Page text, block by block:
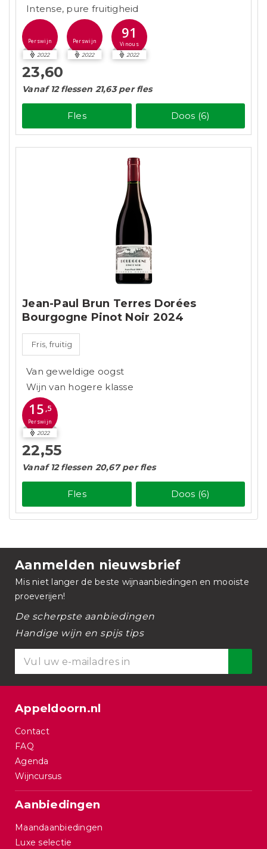
Intense, pure fruitigheid
Perswijn
2022
Perswijn
2022
91
Vinous
2022
23,60
Vanaf 12 flessen 21,63 per fles
Fles Doos (6)
Jean-Paul Brun Terres Dorées
Bourgogne Pinot Noir 2024
Fris, fruitig
Van geweldige oogst
Wijn van hogere klasse
15 ,5
Perswijn
2022
22,55
Vanaf 12 flessen 20,67 per fles
Fles Doos (6)
Aanmelden nieuwsbrief
Mis niet langer de beste wijnaanbiedingen en mooiste
proeverijen!
De scherpste aanbiedingen
Handige wijn en spijs tips
Appeldoorn.nl
Contact
FAQ
Agenda
Wijncursus
Aanbiedingen
Maandaanbiedingen
Luxe selectie